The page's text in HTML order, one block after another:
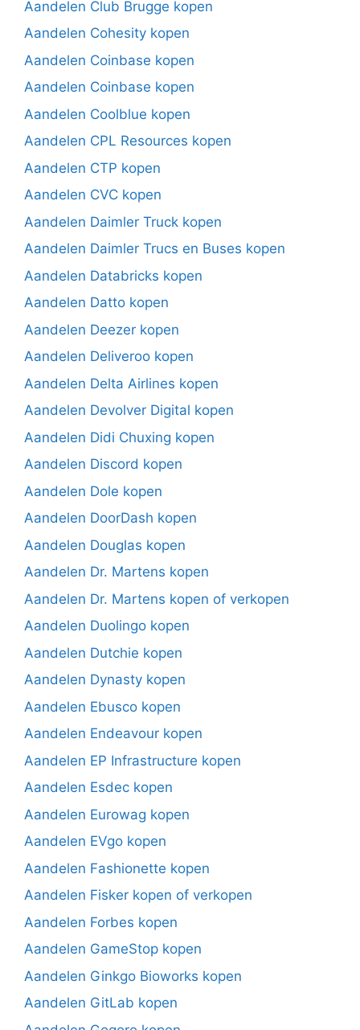
Aandelen Club Brugge kopen
Aandelen Cohesity kopen
Aandelen Coinbase kopen
Aandelen Coinbase kopen
Aandelen Coolblue kopen
Aandelen CPL Resources kopen
Aandelen CTP kopen
Aandelen CVC kopen
Aandelen Daimler Truck kopen
Aandelen Daimler Trucs en Buses kopen
Aandelen Databricks kopen
Aandelen Datto kopen
Aandelen Deezer kopen
Aandelen Deliveroo kopen
Aandelen Delta Airlines kopen
Aandelen Devolver Digital kopen
Aandelen Didi Chuxing kopen
Aandelen Discord kopen
Aandelen Dole kopen
Aandelen DoorDash kopen
Aandelen Douglas kopen
Aandelen Dr. Martens kopen
Aandelen Dr. Martens kopen of verkopen
Aandelen Duolingo kopen
Aandelen Dutchie kopen
Aandelen Dynasty kopen
Aandelen Ebusco kopen
Aandelen Endeavour kopen
Aandelen EP Infrastructure kopen
Aandelen Esdec kopen
Aandelen Eurowag kopen
Aandelen EVgo kopen
Aandelen Fashionette kopen
Aandelen Fisker kopen of verkopen
Aandelen Forbes kopen
Aandelen GameStop kopen
Aandelen Ginkgo Bioworks kopen
Aandelen GitLab kopen